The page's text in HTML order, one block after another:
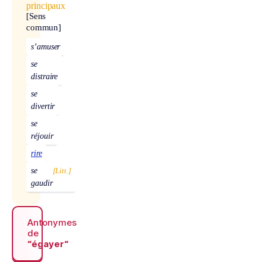
principaux
[Sens
commun]
s’amuser
se
distraire
se
divertir
se
réjouir
rire
se
gaudir
[Litt.]
Antonymes
de
“égayer“